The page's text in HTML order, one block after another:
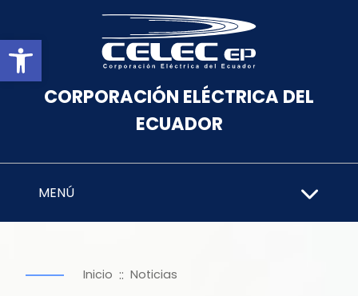
Abrir barra de herramientas
CORPORACIÓN ELÉCTRICA DEL
ECUADOR
MENÚ
Inicio :: Noticias